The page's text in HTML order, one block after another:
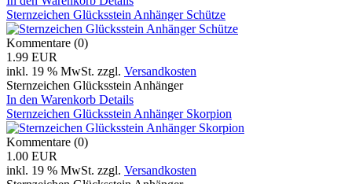
Sternzeichen Glücksstein Anhänger Schütze
Kommentare (0)
1.99 EUR
inkl. 19 % MwSt. zzgl. Versandkosten
Sternzeichen Glücksstein Anhänger
In den Warenkorb Details
Sternzeichen Glücksstein Anhänger Skorpion
Kommentare (0)
1.00 EUR
inkl. 19 % MwSt. zzgl. Versandkosten